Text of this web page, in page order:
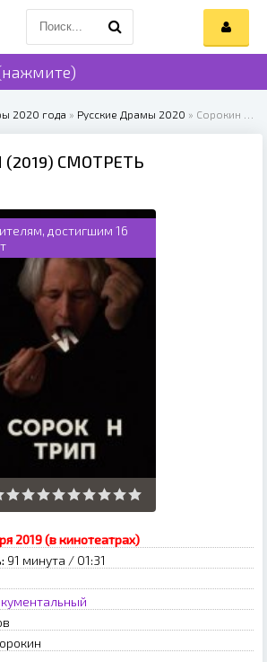
2020 года » Русские Драмы 2020 » Сорокин Трип (2019)
СМОТРЕТЬ
достигшим 16
2019 (в кинотеатрах)
91 минута / 01:31